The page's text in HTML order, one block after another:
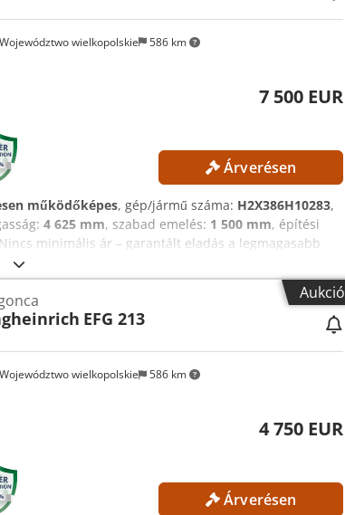
wielkopolskie 586 km
7 500 EUR
Árverésen
működőképes, gép/jármű száma: H2X386H10283,
4 625 mm, szabad emelés: 1 500 mm, építési
minimális ár – garantált eladás a legmagasabb
mm Teljes magasság: 2121 mm Szabademelési
háromszoros villáskar, szabademelési funkcióval
585 Ah Gumiabroncsok: újak Üzemórák: 5612
Külső referenciaszám: SL11370SP
Aukció
wielkopolskie 586 km
EFG 213
4 750 EUR
Árverésen